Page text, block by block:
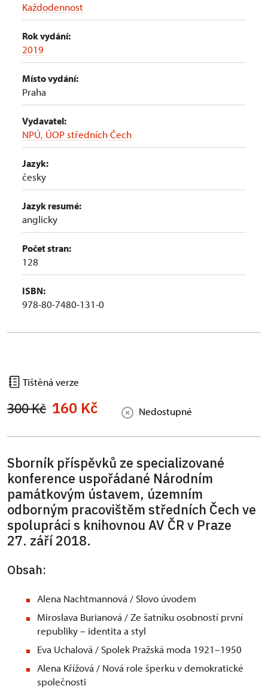
Každodennost
Rok vydání:
2019
Místo vydání:
Praha
Vydavatel:
NPÚ, ÚOP středních Čech
Jazyk:
česky
Jazyk resumé:
anglicky
Počet stran:
128
ISBN:
978-80-7480-131-0
Tištěná verze
300 Kč 160 Kč Nedostupné
Sborník příspěvků ze specializované
konference uspořádané Národním
památkovým ústavem, územním
odborným pracovištěm středních Čech ve
spolupráci s knihovnou AV ČR v Praze
27. září 2018.
Obsah:
Alena Nachtmannová / Slovo úvodem
Miroslava Burianová / Ze šatníku osobností první
republiky – identita a styl
Eva Uchalová / Spolek Pražská moda 1921–1950
Alena Křížová / Nová role šperku v demokratické
společnosti